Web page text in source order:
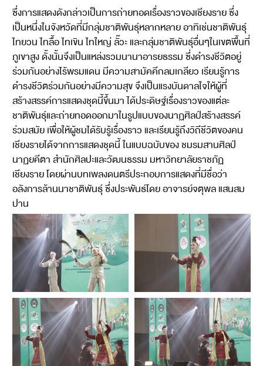
ซึ่งการแสดงดังกล่าวเป็นการถ่ายทอดเรื่องราวของเชียงราย ซึ่ง
เป็นหนึ่งในจังหวัดที่มีกลุ่มชาติพันธ์ุหลากหลาย อาทิเช่นชาติพันธ์ุ
ไทยวน ไทลื้อ ไทเขิน ไทใหญ่ ลั๊วะ และกลุ่มชาติพันธ์ุอื่นๆในเขตพื้นที่
ภูเขาสูง ดั้งนั้นจึงเป็นแหล่งรวมนานาอารยธรรม ซึ่งดำรงชีวิตอยู่
ร่วมกันอย่างไร้พรมแดน มีความสามัคคีกลมเกลียว เรียนรู้การ
ดำรงชีวิตร่วมกันอย่างมีความสุข จึงเป็นแรงบันดาลใจให้ผู้ที่
สร้างสรรค์การแสดงชุดนี้ขึ้นมา ได้ประดิษฐ์เรื่องราวของแต่ละ
ชาติพันธุ์และถ่ายทอดออกมาในรูปแบบของนาฏศิลป์สร้างสรรค์
ร่วมสมัย เพื่อให้ผู้ชมได้รับรู้เรื่องราว และเรียนรู้ถึงวิถีชีวิตของคน
เชียงรายได้จากการแสดงชุดนี้ ในแบบฉบับของ ชมรมสานศิลป์
นาฏยคีตา สำนักศิลปะและวัฒนธรรม มหาวิทยาลัยราชภัฏ
เชียงราย โดยผ่านบทเพลงดนตรีประกอบการแสดงที่มีชื่อว่า
อลังการล้านนาชาติพันธ์ุ ซึ่งประพันธ์โดย อาจารย์จตุพล แสนสม
ปาน